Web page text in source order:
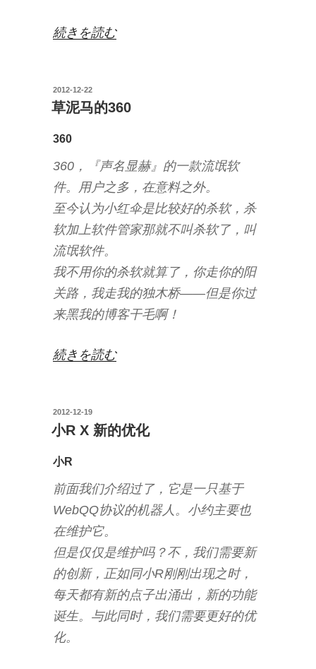
“2012
消
失”
の
続きを読む
投
稿
日:
2012-12-22
草泥马的360
360
360，『声名显赫』的一款流氓软
件。用户之多，在意料之外。
至今认为小红伞是比较好的杀软，杀
软加上软件管家那就不叫杀软了，叫
流氓软件。
我不用你的杀软就算了，你走你的阳
关路，我走我的独木桥——但是你过
来黑我的博客干毛啊！
“草
的
360”
の
続きを読む
投
稿
日:
2012-12-19
小R X 新的优化
小R
前面我们介绍过了，它是一只基于
WebQQ协议的机器人。小约主要也
在维护它。
但是仅仅是维护吗？不，我们需要新
的创新，正如同小R刚刚出现之时，
每天都有新的点子出涌出，新的功能
诞生。与此同时，我们需要更好的优
化。